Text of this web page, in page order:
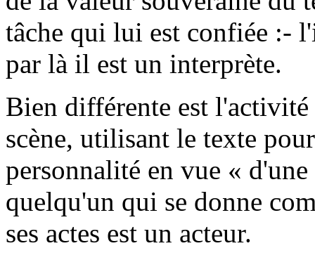
tâche qui lui est confiée :-
par là il est un interprète.
Bien différente est
scène, utilisant le texte
personnalité en vue «
quelqu'un qui se donne
ses actes est un acteur.